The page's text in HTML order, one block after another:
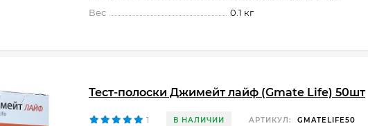
Вес
0.1 кг
Тест-полоски Джимейт лайф (Gmate Life) 50шт
1 В НАЛИЧИИ АРТИКУЛ: GMATELIFE50